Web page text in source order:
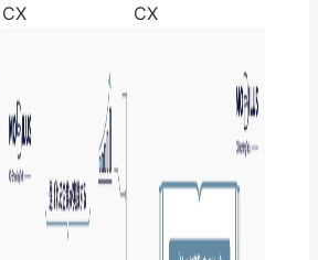
CX CX